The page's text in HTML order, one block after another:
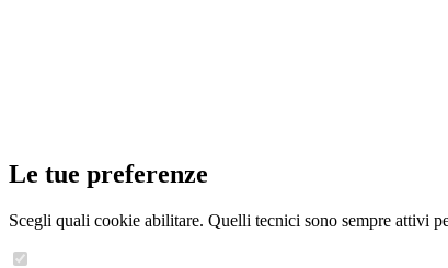
Le tue preferenze
Scegli quali cookie abilitare. Quelli tecnici sono sempre attivi